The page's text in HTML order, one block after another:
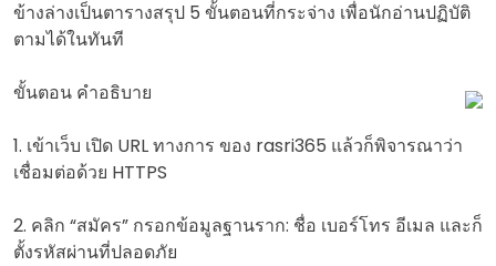
ข้างล่างเป็นตารางสรุป 5 ขั้นตอนที่กระจ่าง เพื่อนักอ่านปฏิบัติ
ตามได้ในทันที
ขั้นตอน คำอธิบาย
1. เข้าเว็บ เปิด URL ทางการ ของ rasri365 แล้วก็พิจารณาว่า
เชื่อมต่อด้วย HTTPS
2. คลิก “สมัคร” กรอกข้อมูลฐานราก: ชื่อ เบอร์โทร อีเมล และก็
ตั้งรหัสผ่านที่ปลอดภัย